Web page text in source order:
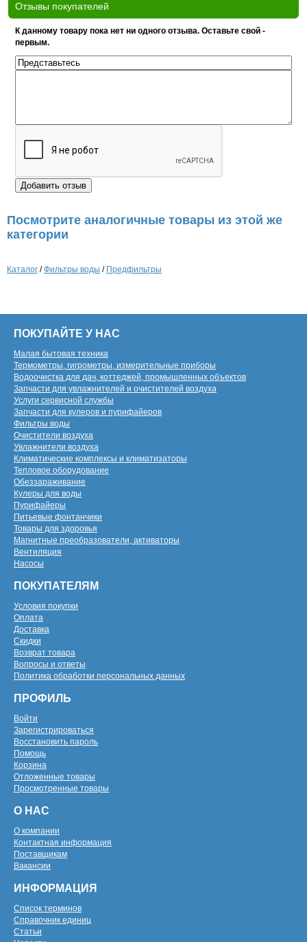
Отзывы покупателей
К данному товару пока нет ни одного отзыва. Оставьте свой -
первым.
Посмотрите аналогичные товары из этой же
категории
Каталог /Фильтры воды / Предфильтры
ПОКУПАЙТЕ У НАС
Малая бытовая техника
Термометры, гигрометры, измерительные приборы
Водоочистка для дач, коттеджей, промышленных объектов
Запчасти для увлажнителей и очистителей воздуха
Услуги сервисной службы
Запчасти для кулеров и пурифайеров
Фильтры воды
Очистители воздуха
Увлажнители воздуха
Климатические комплексы и климатизаторы
Тепловое оборудование
Обеззараживание
Кулеры для воды
Пурифайеры
Питьевые фонтанчики
Товары для здоровья
Магнитные преобразователи, активаторы
Вентиляция
Насосы
ПОКУПАТЕЛЯМ
Условия покупки
Оплата
Доставка
Скидки
Возврат товара
Вопросы и ответы
Политика обработки персональных данных
ПРОФИЛЬ
Войти
Зарегистрироваться
Восстановить пароль
Помощь
Корзина
Отложенные товары
Просмотренные товары
О НАС
О компании
Контактная информация
Поставщикам
Вакансии
ИНФОРМАЦИЯ
Список терминов
Справочник единиц
Статьи